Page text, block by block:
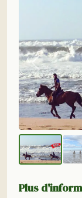
Précédent
Plus